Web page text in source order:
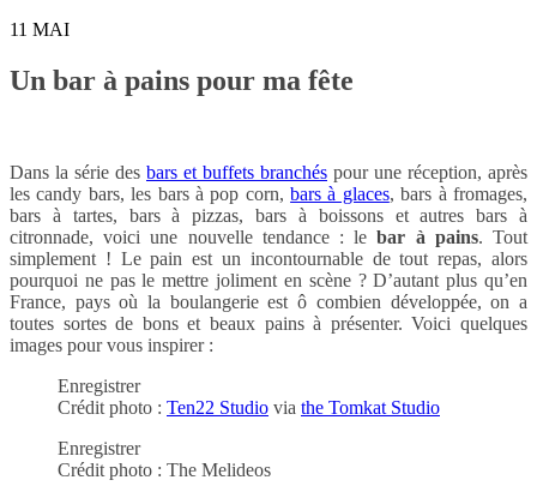
11 MAI
Un bar à pains pour ma fête
Dans la série des bars et buffets branchés pour une réception, après
les candy bars, les bars à pop corn,bars à glaces, bars à fromages,
bars à tartes, bars à pizzas, bars à boissons et autres bars à
citronnade, voici une nouvelle tendance : lebar à pains. Tout
simplement ! Le pain est un incontournable de tout repas, alors
pourquoi ne pas le mettre joliment en scène ? D’autant plus qu’en
France, pays où la boulangerie est ô combien développée, on a
toutes sortes de bons et beaux pains à présenter. Voici quelques
images pour vous inspirer :
Enregistrer
Crédit photo : Ten22 Studio via the Tomkat Studio
Enregistrer
Crédit photo : The Melideos